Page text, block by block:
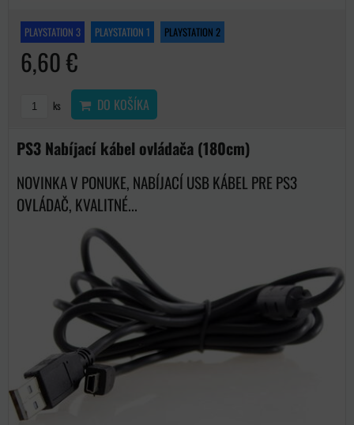
PLAYSTATION 3 PLAYSTATION 1 PLAYSTATION 2
6,60 €
ks DO KOŠÍKA
PS3 Nabíjací kábel ovládača (180cm)
NOVINKA V PONUKE, NABÍJACÍ USB KÁBEL PRE PS3
OVLÁDAČ, KVALITNÉ...